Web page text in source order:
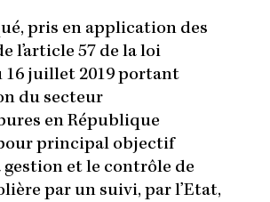
pris en application des
l’article 57 de la loi
16 juillet 2019 portant
du secteur
en République
principal objectif
gestion et le contrôle de
par un suivi, par l’Etat,